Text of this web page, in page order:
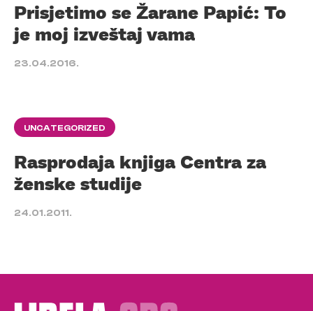
Prisjetimo se Žarane Papić: To
je moj izveštaj vama
23.04.2016.
UNCATEGORIZED
Rasprodaja knjiga Centra za
ženske studije
24.01.2011.